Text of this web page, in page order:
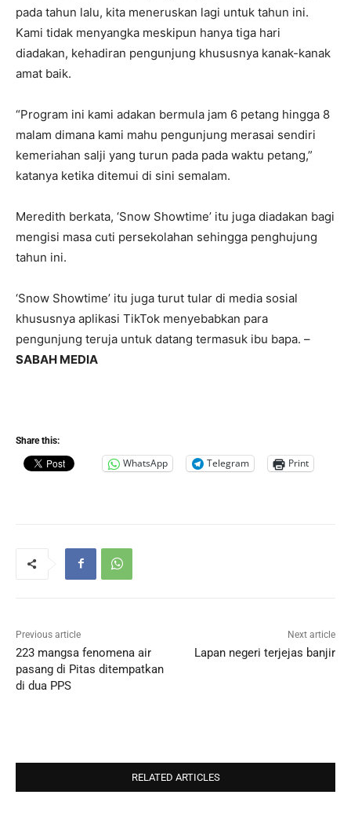
pada tahun lalu, kita meneruskan lagi untuk tahun ini.
Kami tidak menyangka meskipun hanya tiga hari
diadakan, kehadiran pengunjung khususnya kanak-kanak
amat baik.
“Program ini kami adakan bermula jam 6 petang hingga 8
malam dimana kami mahu pengunjung merasai sendiri
kemeriahan salji yang turun pada pada waktu petang,”
katanya ketika ditemui di sini semalam.
Meredith berkata, ‘Snow Showtime’ itu juga diadakan bagi
mengisi masa cuti persekolahan sehingga penghujung
tahun ini.
‘Snow Showtime’ itu juga turut tular di media sosial
khususnya aplikasi TikTok menyebabkan para
pengunjung teruja untuk datang termasuk ibu bapa. –
SABAH MEDIA
Share this:
WhatsApp Telegram Print
Previous article
223 mangsa fenomena air
pasang di Pitas ditempatkan
di dua PPS
Next article
Lapan negeri terjejas banjir
RELATED ARTICLES